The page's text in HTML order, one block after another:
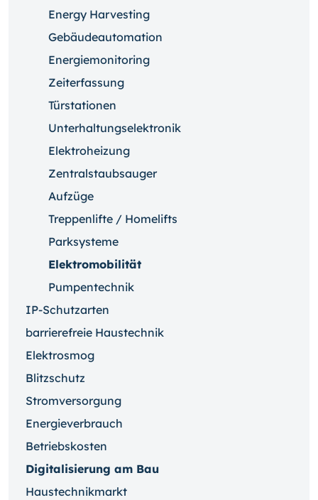
Energy Harvesting
Gebäudeautomation
Energiemonitoring
Zeiterfassung
Türstationen
Unterhaltungselektronik
Elektroheizung
Zentralstaubsauger
Aufzüge
Treppenlifte / Homelifts
Parksysteme
Elektromobilität
Pumpentechnik
IP-Schutzarten
barrierefreie Haustechnik
Elektrosmog
Blitzschutz
Stromversorgung
Energieverbrauch
Betriebskosten
Digitalisierung am Bau
Haustechnikmarkt